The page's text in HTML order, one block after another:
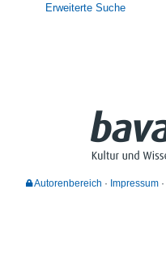
Erweiterte Suche
Autorenbereich Impressum